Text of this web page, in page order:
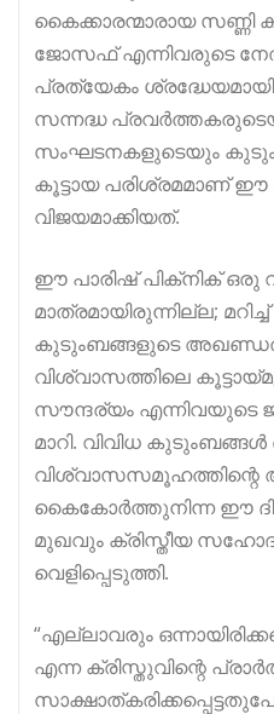
കൈക്കാരന്മാരായ
ജോസഫ് എന്നിവരുടെ
പ്രത്യേകം ശ്രദ്ധേയമായി.
സന്നദ്ധ
സംഘടനകളുടെയും
കൂട്ടായ
വിജയമാക്കിയത്.
ഈ പാരിഷ് പിക്‌നിക് ഒരു
മാത്രമായിരുന്നില്ല;
കുടുംബങ്ങളുടെ
വിശ്വാസത്തിലെ
സൗന്ദര്യം എന്നിവയുടെ
മാറി. വിവിധ കുടുംബങ്ങൾ
വിശ്വാസസമൂഹത്തിന്റെ
കൈകോർത്തുനിന്ന ഈ
മുഖവും ക്രിസ്തീയ
വെളിപ്പെടുത്തി.
“എല്ലാവരും
എന്ന ക്രിസ്തുവിന്റെ